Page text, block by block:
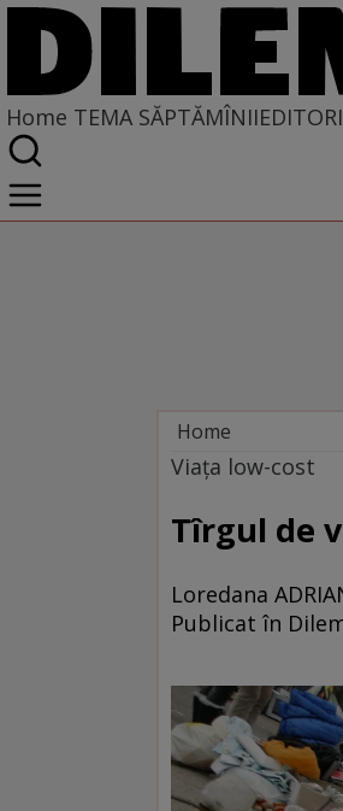
Home TEMA SĂPTĂMÎNII
Home
Tema săptămînii
Viața low-cost
Tîrgul de
Loredana
Publicat în